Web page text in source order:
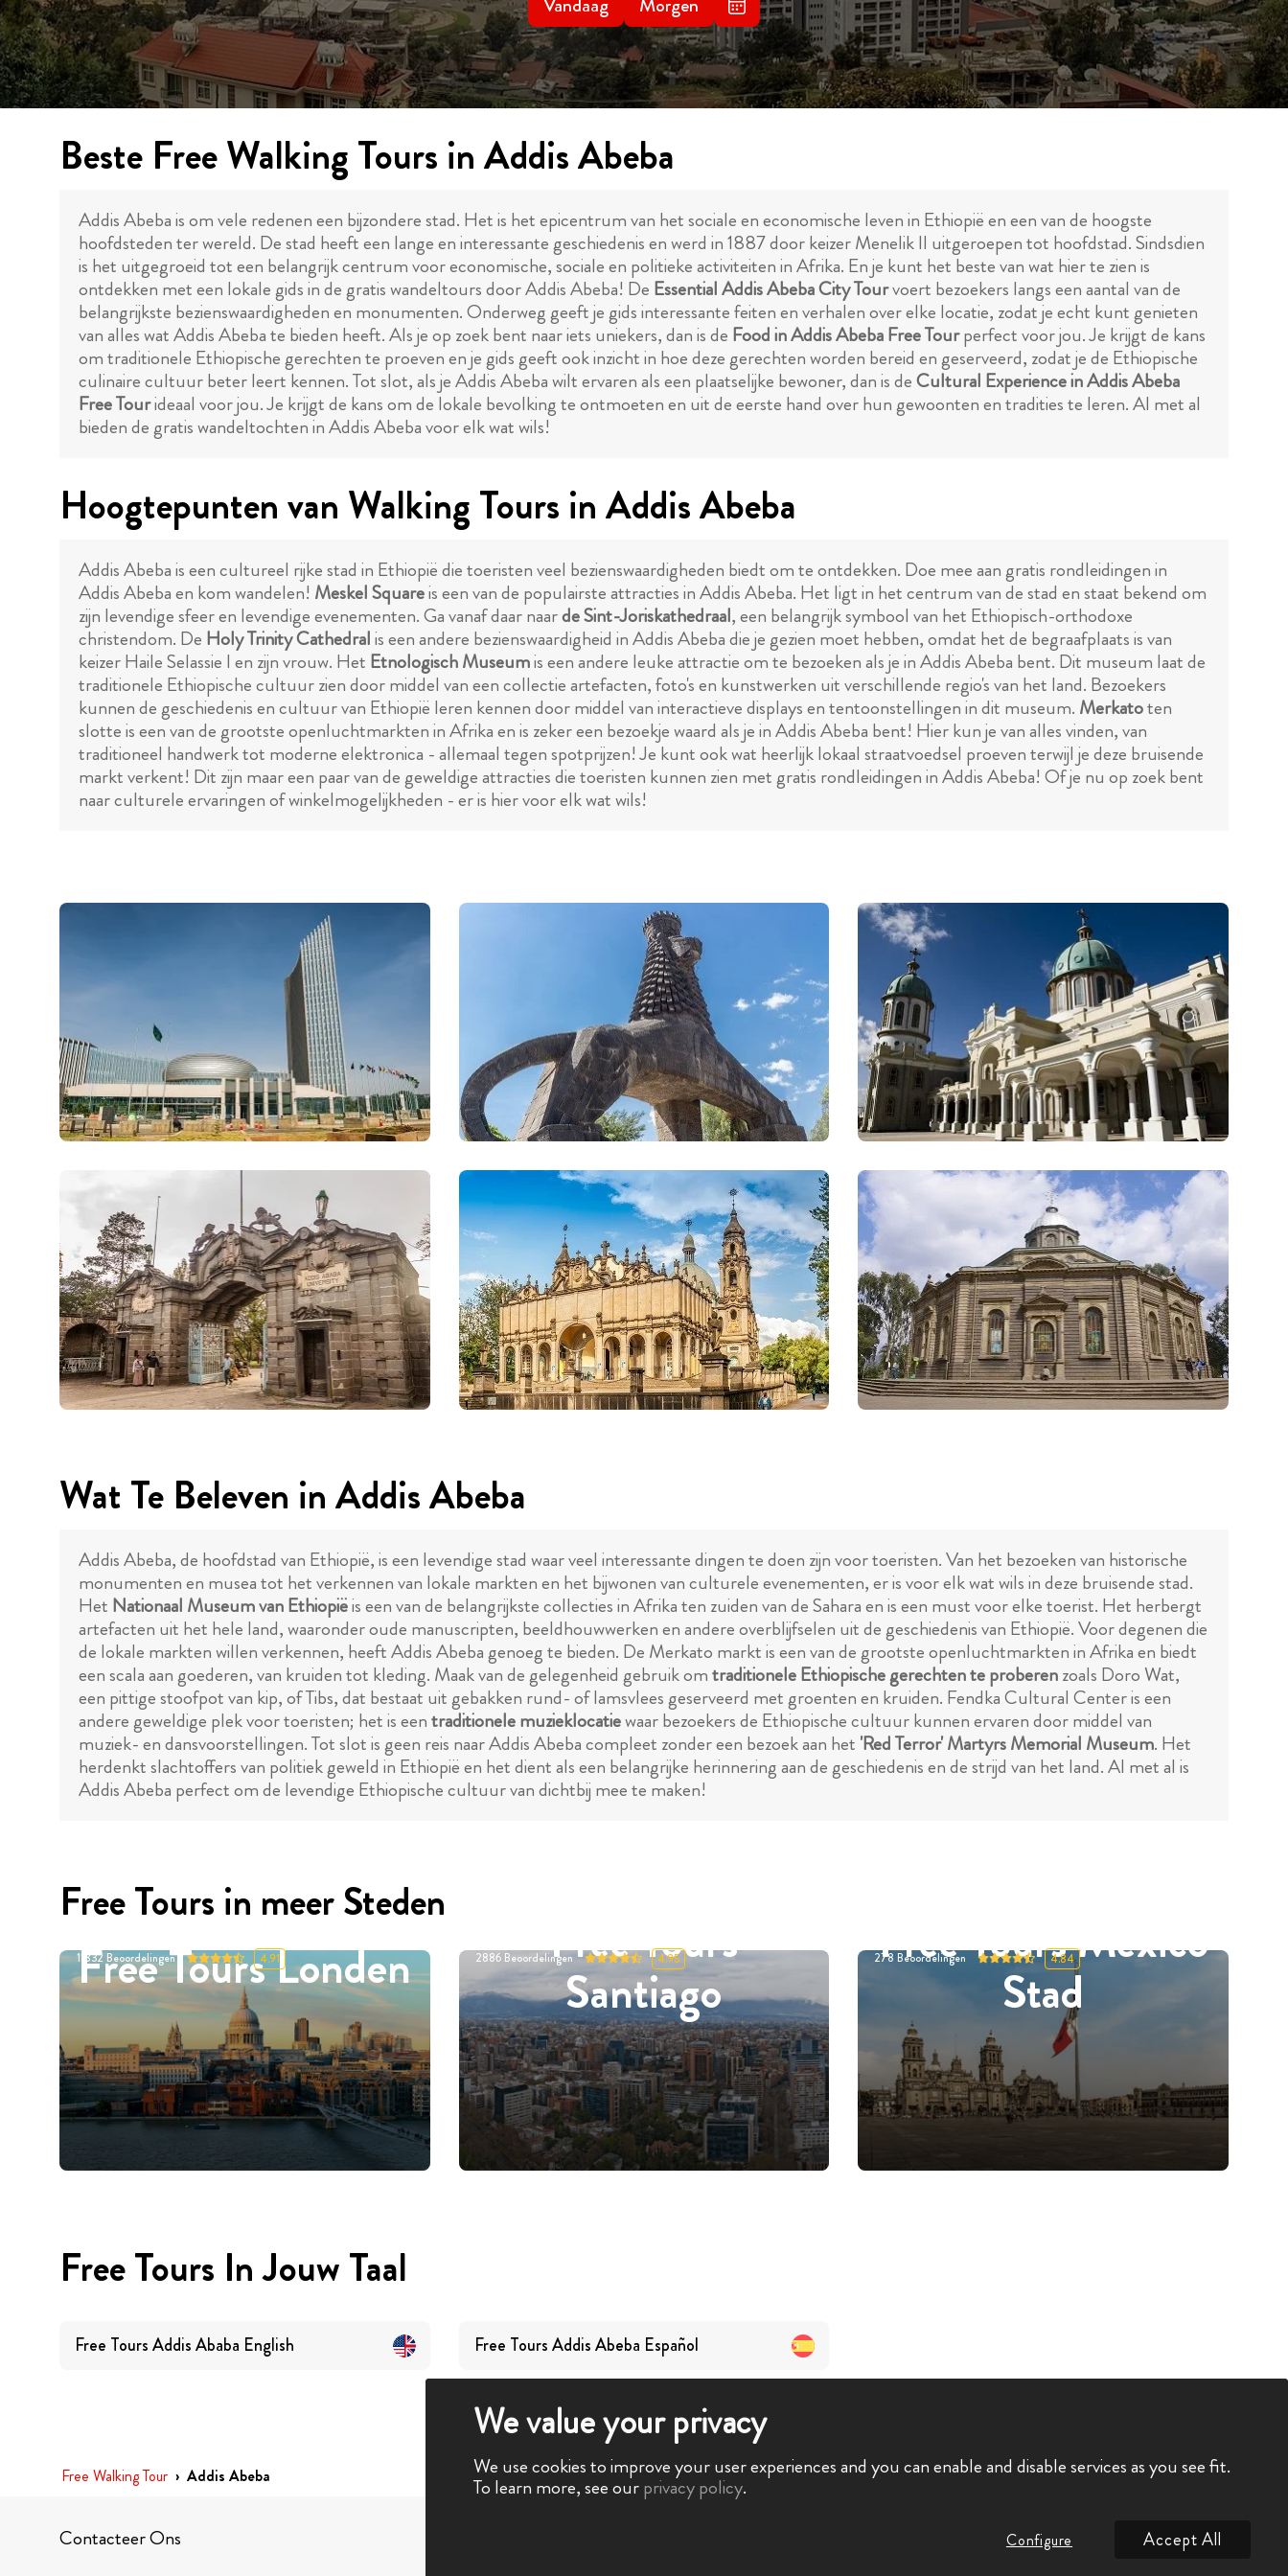
Beste Free Walking Tours in Addis Abeba
Addis Abeba is om vele redenen een bijzondere stad. Het is het epicentrum van het sociale en economische leven in Ethiopië en een van de hoogste
hoofdsteden ter wereld. De stad heeft een lange en interessante geschiedenis en werd in 1887 door keizer Menelik II uitgeroepen tot hoofdstad. Sindsdien
is het uitgegroeid tot een belangrijk centrum voor economische, sociale en politieke activiteiten in Afrika. En je kunt het beste van wat hier te zien is
ontdekken met een lokale gids in de gratis wandeltours door Addis Abeba! De Essential Addis Abeba City Tourvoert bezoekers langs een aantal van de
belangrijkste bezienswaardigheden en monumenten. Onderweg geeft je gids interessante feiten en verhalen over elke locatie, zodat je echt kunt genieten
van alles wat Addis Abeba te bieden heeft. Als je op zoek bent naar iets uniekers, dan is de Food in Addis Abeba Free Tourperfect voor jou. Je krijgt de kans
om traditionele Ethiopische gerechten te proeven en je gids geeft ook inzicht in hoe deze gerechten worden bereid en geserveerd, zodat je de Ethiopische
culinaire cultuur beter leert kennen. Tot slot, als je Addis Abeba wilt ervaren als een plaatselijke bewoner, dan is deCultural Experience in Addis Abeba
Free Tourideaal voor jou. Je krijgt de kans om de lokale bevolking te ontmoeten en uit de eerste hand over hun gewoonten en tradities te leren. Al met al
bieden de gratis wandeltochten in Addis Abeba voor elk wat wils!
Hoogtepunten van Walking Tours in Addis Abeba
Addis Abeba is een cultureel rijke stad in Ethiopië die toeristen veel bezienswaardigheden biedt om te ontdekken. Doe mee aan gratis rondleidingen in
Addis Abeba en kom wandelen! Meskel Squareis een van de populairste attracties in Addis Abeba. Het ligt in het centrum van de stad en staat bekend om
zijn levendige sfeer en levendige evenementen. Ga vanaf daar naarde Sint-Joriskathedraal, een belangrijk symbool van het Ethiopisch-orthodoxe
christendom. De Holy Trinity Cathedralis een andere bezienswaardigheid in Addis Abeba die je gezien moet hebben, omdat het de begraafplaats is van
keizer Haile Selassie I en zijn vrouw. Het Etnologisch Museumis een andere leuke attractie om te bezoeken als je in Addis Abeba bent. Dit museum laat de
traditionele Ethiopische cultuur zien door middel van een collectie artefacten, foto's en kunstwerken uit verschillende regio's van het land. Bezoekers
kunnen de geschiedenis en cultuur van Ethiopië leren kennen door middel van interactieve displays en tentoonstellingen in dit museum. Merkatoten
slotte is een van de grootste openluchtmarkten in Afrika en is zeker een bezoekje waard als je in Addis Abeba bent! Hier kun je van alles vinden, van
traditioneel handwerk tot moderne elektronica - allemaal tegen spotprijzen! Je kunt ook wat heerlijk lokaal straatvoedsel proeven terwijl je deze bruisende
markt verkent! Dit zijn maar een paar van de geweldige attracties die toeristen kunnen zien met gratis rondleidingen in Addis Abeba! Of je nu op zoek bent
naar culturele ervaringen of winkelmogelijkheden - er is hier voor elk wat wils!
Wat Te Beleven in Addis Abeba
Addis Abeba, de hoofdstad van Ethiopië, is een levendige stad waar veel interessante dingen te doen zijn voor toeristen. Van het bezoeken van historische
monumenten en musea tot het verkennen van lokale markten en het bijwonen van culturele evenementen, er is voor elk wat wils in deze bruisende stad.
Het Nationaal Museum van Ethiopiëis een van de belangrijkste collecties in Afrika ten zuiden van de Sahara en is een must voor elke toerist. Het herbergt
artefacten uit het hele land, waaronder oude manuscripten, beeldhouwwerken en andere overblijfselen uit de geschiedenis van Ethiopië. Voor degenen die
de lokale markten willen verkennen, heeft Addis Abeba genoeg te bieden. De Merkato markt is een van de grootste openluchtmarkten in Afrika en biedt
een scala aan goederen, van kruiden tot kleding. Maak van de gelegenheid gebruik omtraditionele Ethiopische gerechten te proberenzoals Doro Wat,
een pittige stoofpot van kip, of Tibs, dat bestaat uit gebakken rund- of lamsvlees geserveerd met groenten en kruiden. Fendka Cultural Center is een
andere geweldige plek voor toeristen; het is eentraditionele muzieklocatiewaar bezoekers de Ethiopische cultuur kunnen ervaren door middel van
muziek- en dansvoorstellingen. Tot slot is geen reis naar Addis Abeba compleet zonder een bezoek aan het 'Red Terror' Martyrs Memorial Museum. Het
herdenkt slachtoffers van politiek geweld in Ethiopië en het dient als een belangrijke herinnering aan de geschiedenis en de strijd van het land. Al met al is
Addis Abeba perfect om de levendige Ethiopische cultuur van dichtbij mee te maken!
Free Tours in meer Steden
Free Tours Londen
11332 Beoordelingen 4.91 Free Tours
Santiago
2886 Beoordelingen 4.95 Free Tours Mexico
Stad
278 Beoordelingen 4.84
Free Tours In Jouw Taal
Free ToursAddis Ababa English Free ToursAddis Abeba Español
Free Walking Tour › Addis Abeba
Contacteer Ons
We value your privacy
We use cookies to improve your user experiences and you can enable and disable services as you see fit.
To learn more, see ourprivacy policy.
Configure Accept All